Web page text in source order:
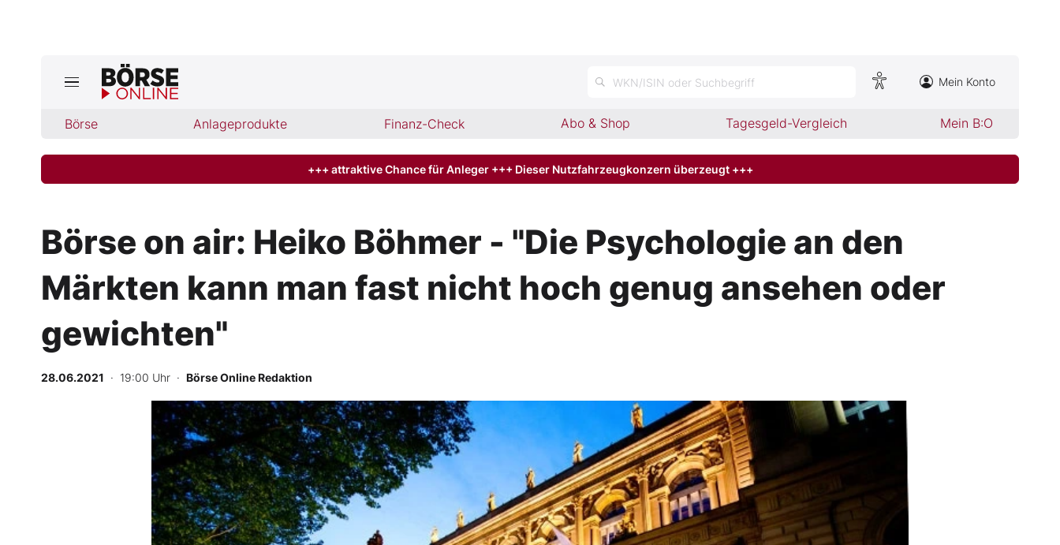
WKN/ISIN oder Suchbegriff Mein Konto
Börse Anlageprodukte Finanz-Check Abo & Shop Tagesgeld-Vergleich Mein B:O
Jetzt aktuelle Ausgabe BÖRSE ONLINE lesen
Finanz-Check
Abo & Shop
BO-Musterdepots
Experten
Mein B:O
Mein Konto
Folgen Sie uns
+++ attraktive Chance für Anleger +++ Dieser Nutzfahrzeugkonzern überzeugt +++
Börse on air: Heiko Böhmer - "Die Psychologie an den
Märkten kann man fast nicht hoch genug ansehen oder
gewichten"
28.06.2021 · 19:00 Uhr · Börse Online Redaktion